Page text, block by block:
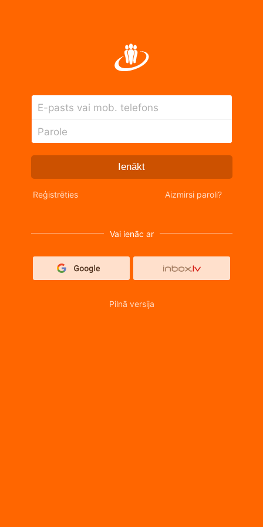
E-pasts vai mob. telefons
Parole
Ienākt
Reģistrēties Aizmirsi paroli?
Vai ienāc ar
Pilnā versija